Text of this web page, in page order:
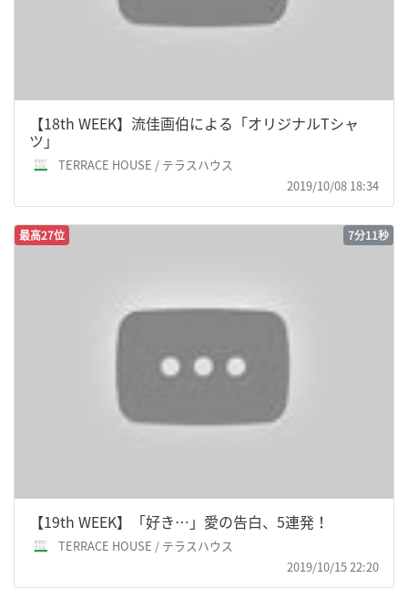
【18th WEEK】流佳画伯による「オリジナルTシャ
ツ」
TERRACE HOUSE / テラスハウス
2019/10/08 18:34
最高27位 7分11秒
【19th WEEK】「好き…」愛の告白、5連発！
TERRACE HOUSE / テラスハウス
2019/10/15 22:20